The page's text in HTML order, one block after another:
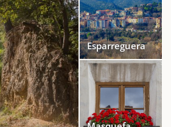
Esparreguera